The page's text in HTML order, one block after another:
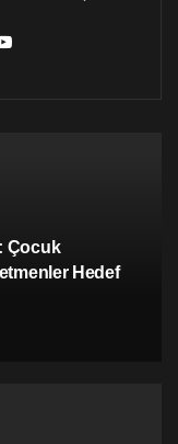
Çocuk
Hedef